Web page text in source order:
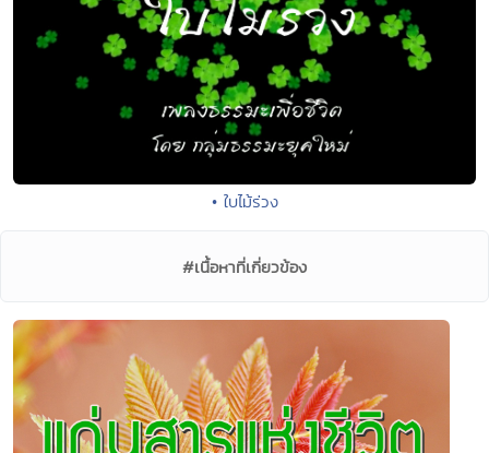
• ใบไม้ร่วง
#เนื้อหาที่เกี่ยวข้อง